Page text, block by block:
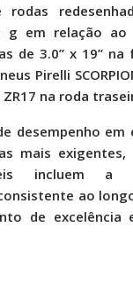
em relação ao
de 3.0” x 19’’
Pirelli
na roda
desempenho em
mais exigentes,
incluem a
ao
de excelência